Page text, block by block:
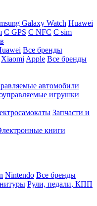
Galaxy Watch Huawei
C GPS C NFC C sim
Все бренды
Xiaomi Apple Все бренды
автомобили
игрушки
Запчасти и
книги
Nintendo Все бренды
Рули, педали, КПП